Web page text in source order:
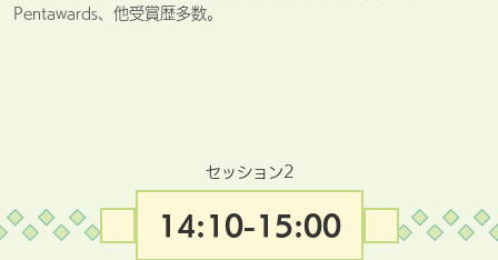
Pentawards、他受賞歴多数。
セッション2
14:10-15:00